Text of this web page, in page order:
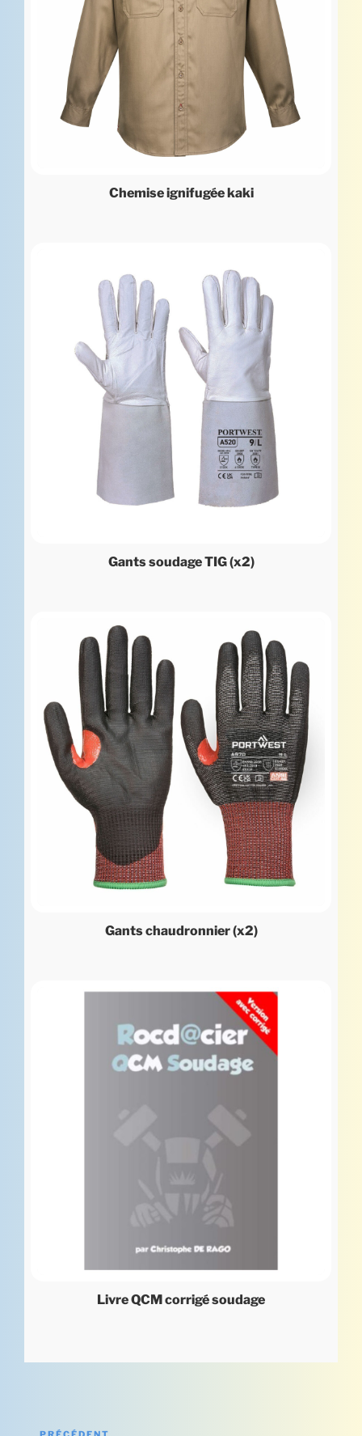
Chemise ignifugée kaki
Gants soudage TIG (x2)
Gants chaudronnier (x2)
Livre QCM corrigé soudage